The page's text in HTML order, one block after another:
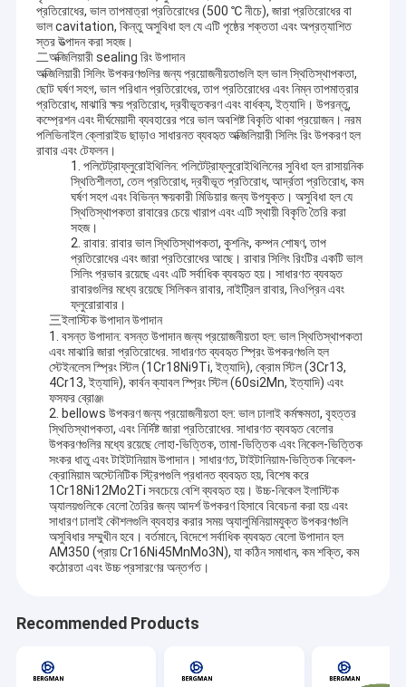
প্রতিরোধের, ভাল তাপমাত্রা প্রতিরোধের (500 ℃ নীচে), জারা প্রতিরোধের বা
ভাল cavitation, কিন্তু অসুবিধা হল যে এটি পৃষ্ঠের শক্ততা এবং অপ্রত্যাশিত
স্তর উত্পাদন করা সহজ।
二অক্জিলিয়ারী sealing রিং উপাদান
অক্জিলিয়ারী সিলিং উপকরণগুলির জন্য প্রয়োজনীয়তাগুলি হল ভাল স্থিতিস্থাপকতা,
ছোট ঘর্ষণ সহগ, ভাল পরিধান প্রতিরোধের, তাপ প্রতিরোধের এবং নিম্ন তাপমাত্রার
প্রতিরোধ, মাঝারি ক্ষয় প্রতিরোধ, দ্রবীভূতকরণ এবং বার্ধক্য, ইত্যাদি। উপরন্তু,
কম্প্রেশন এবং দীর্ঘমেয়াদী ব্যবহারের পরে ভাল অবশিষ্ট বিকৃতি থাকা প্রয়োজন। নরম
পলিভিনাইল ক্লোরাইড ছাড়াও সাধারনত ব্যবহৃত অক্জিলিয়ারী সিলিং রিং উপকরণ হল
রাবার এবং টেফলন।
1. পলিটেট্রাফ্লুরোইথিলিন: পলিটেট্রাফ্লুরোইথিলিনের সুবিধা হল রাসায়নিক
স্থিতিশীলতা, তেল প্রতিরোধ, দ্রবীভূত প্রতিরোধ, আর্দ্রতা প্রতিরোধ, কম
ঘর্ষণ সহগ এবং বিভিন্ন ক্ষয়কারী মিডিয়ার জন্য উপযুক্ত। অসুবিধা হল যে
স্থিতিস্থাপকতা রাবারের চেয়ে খারাপ এবং এটি স্থায়ী বিকৃতি তৈরি করা
সহজ।
2. রাবার: রাবার ভাল স্থিতিস্থাপকতা, কুশনিং, কম্পন শোষণ, তাপ
প্রতিরোধের এবং জারা প্রতিরোধের আছে। রাবার সিলিং রিংটির একটি ভাল
সিলিং প্রভাব রয়েছে এবং এটি সর্বাধিক ব্যবহৃত হয়। সাধারণত ব্যবহৃত
রাবারগুলির মধ্যে রয়েছে সিলিকন রাবার, নাইট্রিল রাবার, নিওপ্রিন এবং
ফ্লুরোরাবার।
三ইলাস্টিক উপাদান উপাদান
1. বসন্ত উপাদান: বসন্ত উপাদান জন্য প্রয়োজনীয়তা হল: ভাল স্থিতিস্থাপকতা
এবং মাঝারি জারা প্রতিরোধের. সাধারণত ব্যবহৃত স্প্রিং উপকরণগুলি হল
স্টেইনলেস স্প্রিং স্টিল (1Cr18Ni9Ti, ইত্যাদি), ক্রোম স্টিল (3Cr13,
4Cr13, ইত্যাদি), কার্বন ক্যাবল স্প্রিং স্টিল (60si2Mn, ইত্যাদি) এবং
ফসফর ব্রোঞ্জ৷
2. bellows উপকরণ জন্য প্রয়োজনীয়তা হল: ভাল ঢালাই কর্মক্ষমতা, বৃহত্তর
স্থিতিস্থাপকতা, এবং নির্দিষ্ট জারা প্রতিরোধের. সাধারণত ব্যবহৃত বেলোর
উপকরণগুলির মধ্যে রয়েছে লোহা-ভিত্তিক, তামা-ভিত্তিক এবং নিকেল-ভিত্তিক
সংকর ধাতু এবং টাইটানিয়াম উপাদান। সাধারণত, টাইটানিয়াম-ভিত্তিক নিকেল-
ক্রোমিয়াম অস্টেনিটিক স্ট্রিপগুলি প্রধানত ব্যবহৃত হয়, বিশেষ করে
1Cr18Ni12Mo2Ti সবচেয়ে বেশি ব্যবহৃত হয়। উচ্চ-নিকেল ইলাস্টিক
অ্যালয়গুলিকে বেলো তৈরির জন্য আদর্শ উপকরণ হিসাবে বিবেচনা করা হয় এবং
সাধারণ ঢালাই কৌশলগুলি ব্যবহার করার সময় অ্যালুমিনিয়ামযুক্ত উপকরণগুলি
অসুবিধার সম্মুখীন হবে। বর্তমানে, বিদেশে সর্বাধিক ব্যবহৃত বেলো উপাদান হল
AM350 (প্রায় Cr16Ni45MnMo3N), যা কঠিন সমাধান, কম শক্তি, কম
কঠোরতা এবং উচ্চ প্রসারণের অন্তর্গত।
Recommended Products